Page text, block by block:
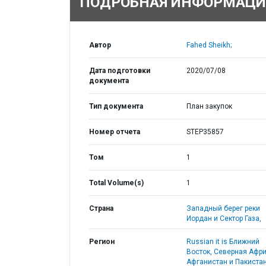
Автор Fahed Sheikh;
Дата подготовки
документа
2020/07/08
Тип документа План закупок
Номер отчета STEP35857
Том 1
Total Volume(s) 1
Страна
Западный берег реки
Иордан и Сектор Газа,
Регион
Russian it is Ближний
Восток, Северная
Афганистан и